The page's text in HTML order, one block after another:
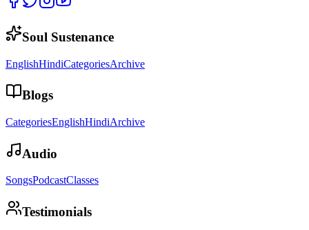
Soul Sustenance
EnglishHindiCategoriesArchive
Blogs
CategoriesEnglishHindiArchive
Audio
SongsPodcastClasses
Testimonials